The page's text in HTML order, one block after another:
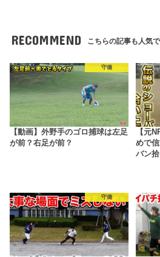
RECOMMEND こちらの記事も人気で
守備
【動画】外野手のゴロ捕球は左足
が前？右足が前？
【元
めで
バン拾
守備